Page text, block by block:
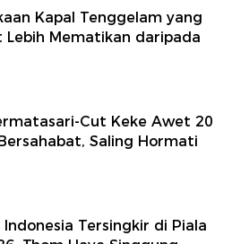
Kapal Tenggelam yang
Lebih Mematikan daripada
Cut Keke Awet 20
Saling Hormati
Indonesia Tersingkir di Piala